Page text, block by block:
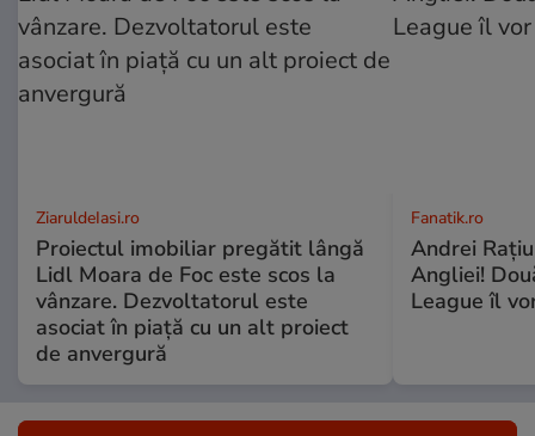
ZiaruldeIasi.ro
Proiectul imobiliar pregătit lângă
Lidl Moara de Foc este scos la
vânzare. Dezvoltatorul este
asociat în piață cu un alt proiect
de anvergură
Fanatik.ro
Andrei
Angliei!
League îl